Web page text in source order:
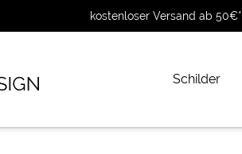
kostenloser Versand ab 50€*
Schilder